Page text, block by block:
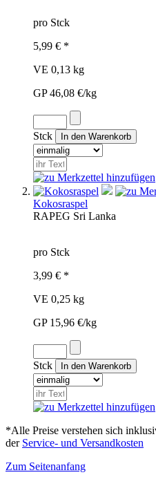
pro Stck
5,99 € *
VE 0,13 kg
GP 46,08 €/kg
Stck
Kokosraspel
RAPEG Sri Lanka
pro Stck
3,99 € *
VE 0,25 kg
GP 15,96 €/kg
Stck
*Alle Preise verstehen sich
der Service- und Versandkosten
Zum Seitenanfang